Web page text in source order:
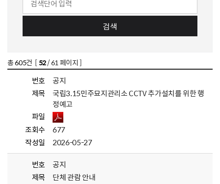
검색
총605건 [52/ 61 페이지 ]
번호
공지
제목
국립3.15민주묘지관리소 CCTV 추가설치를 위한 행
정예고
파일
조회수
677
작성일
2026-05-27
번호
공지
제목
단체 관람 안내